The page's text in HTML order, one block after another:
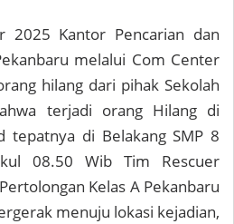
2025 Kantor Pencarian dan
melalui Com Center
hilang dari pihak Sekolah
terjadi orang Hilang di
tepatnya di Belakang SMP 8
08.50 Wib Tim Rescuer
Kelas A Pekanbaru
menuju lokasi kejadian,